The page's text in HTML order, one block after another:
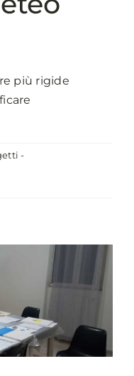
più rigide
-